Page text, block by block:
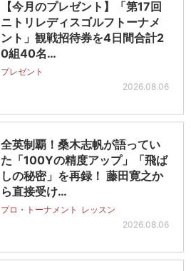
【今月のプレゼント】「第17回
ニトリレディスゴルフトーナメ
ント」観戦招待券を4日間合計2
0組40名…
プレゼント
2026.08.06
全英制覇！桑木志帆が語ってい
た「100Yの精度アップ」「飛ば
しの秘密」を再録！ 藤田寛之か
ら直接受け…
プロ・トーナメント レッスン
2026.08.06